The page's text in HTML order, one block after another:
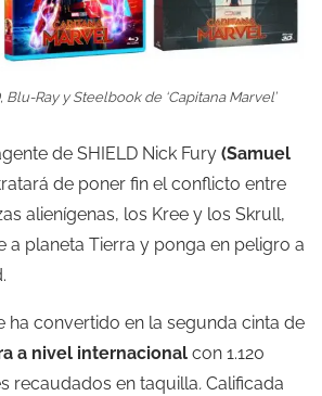
Blu-Ray y Steelbook de ‘Capitana Marvel’
de SHIELD Nick Fury (Samuel
de poner fin el conflicto entre
alienígenas, los Kree y los Skrull,
a planeta Tierra y ponga en peligro a
ha convertido en la segunda cinta de
a nivel internacional con 1.120
recaudados en taquilla. Calificada